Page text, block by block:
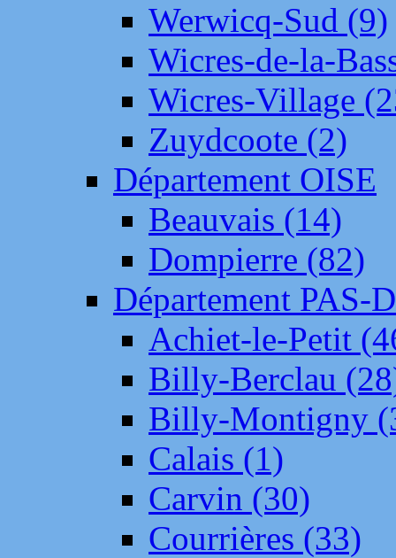
Werwicq-Sud (9)
Wicres-de-la-
Wicres-Village
Zuydcoote (2)
Département OISE
Beauvais (14)
Dompierre (82)
Département PAS-
Achiet-le-Petit
Billy-Berclau
Billy-Montigny
Calais (1)
Carvin (30)
Courrières (33)